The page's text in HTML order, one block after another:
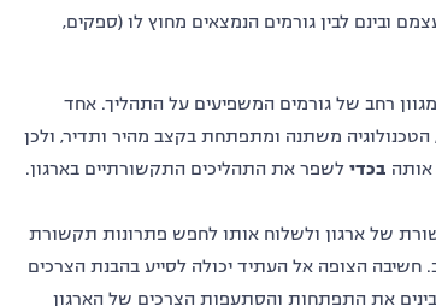
ובינם לבין גורמים הנמצאים מחוץ לו (ספקים,
רחב של גורמים המשפיעים על התהליך. אחד
הטכנולוגיה משתנה ומתפתחת בקצב מהיר ותדיר, ולכן
אותה בכדי לשפר את התהליכים התקשורתיים בארגון.
של ארגון ולשלוח אותו לחפש פתרונות תקשורת
. חשיבה הצופה אל העתיד יכולה לסייע בהבנת הצרכים
את התפתחות והסתעפות הצרכים של הארגון